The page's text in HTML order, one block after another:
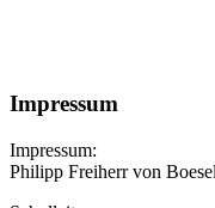
Impressum
Impressum:
Philipp Freiherr von